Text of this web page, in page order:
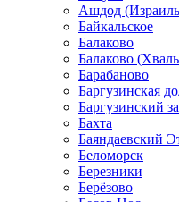
Ашдод
Байкальское
Балаково
Балаково
Барабаново
Баргузинская
Баргузинский
Бахта
Баяндаевский
Беломорск
Березники
Берёзово